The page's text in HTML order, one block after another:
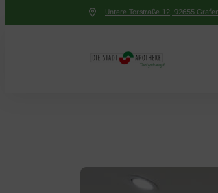
Untere Torstraße 12, 92655